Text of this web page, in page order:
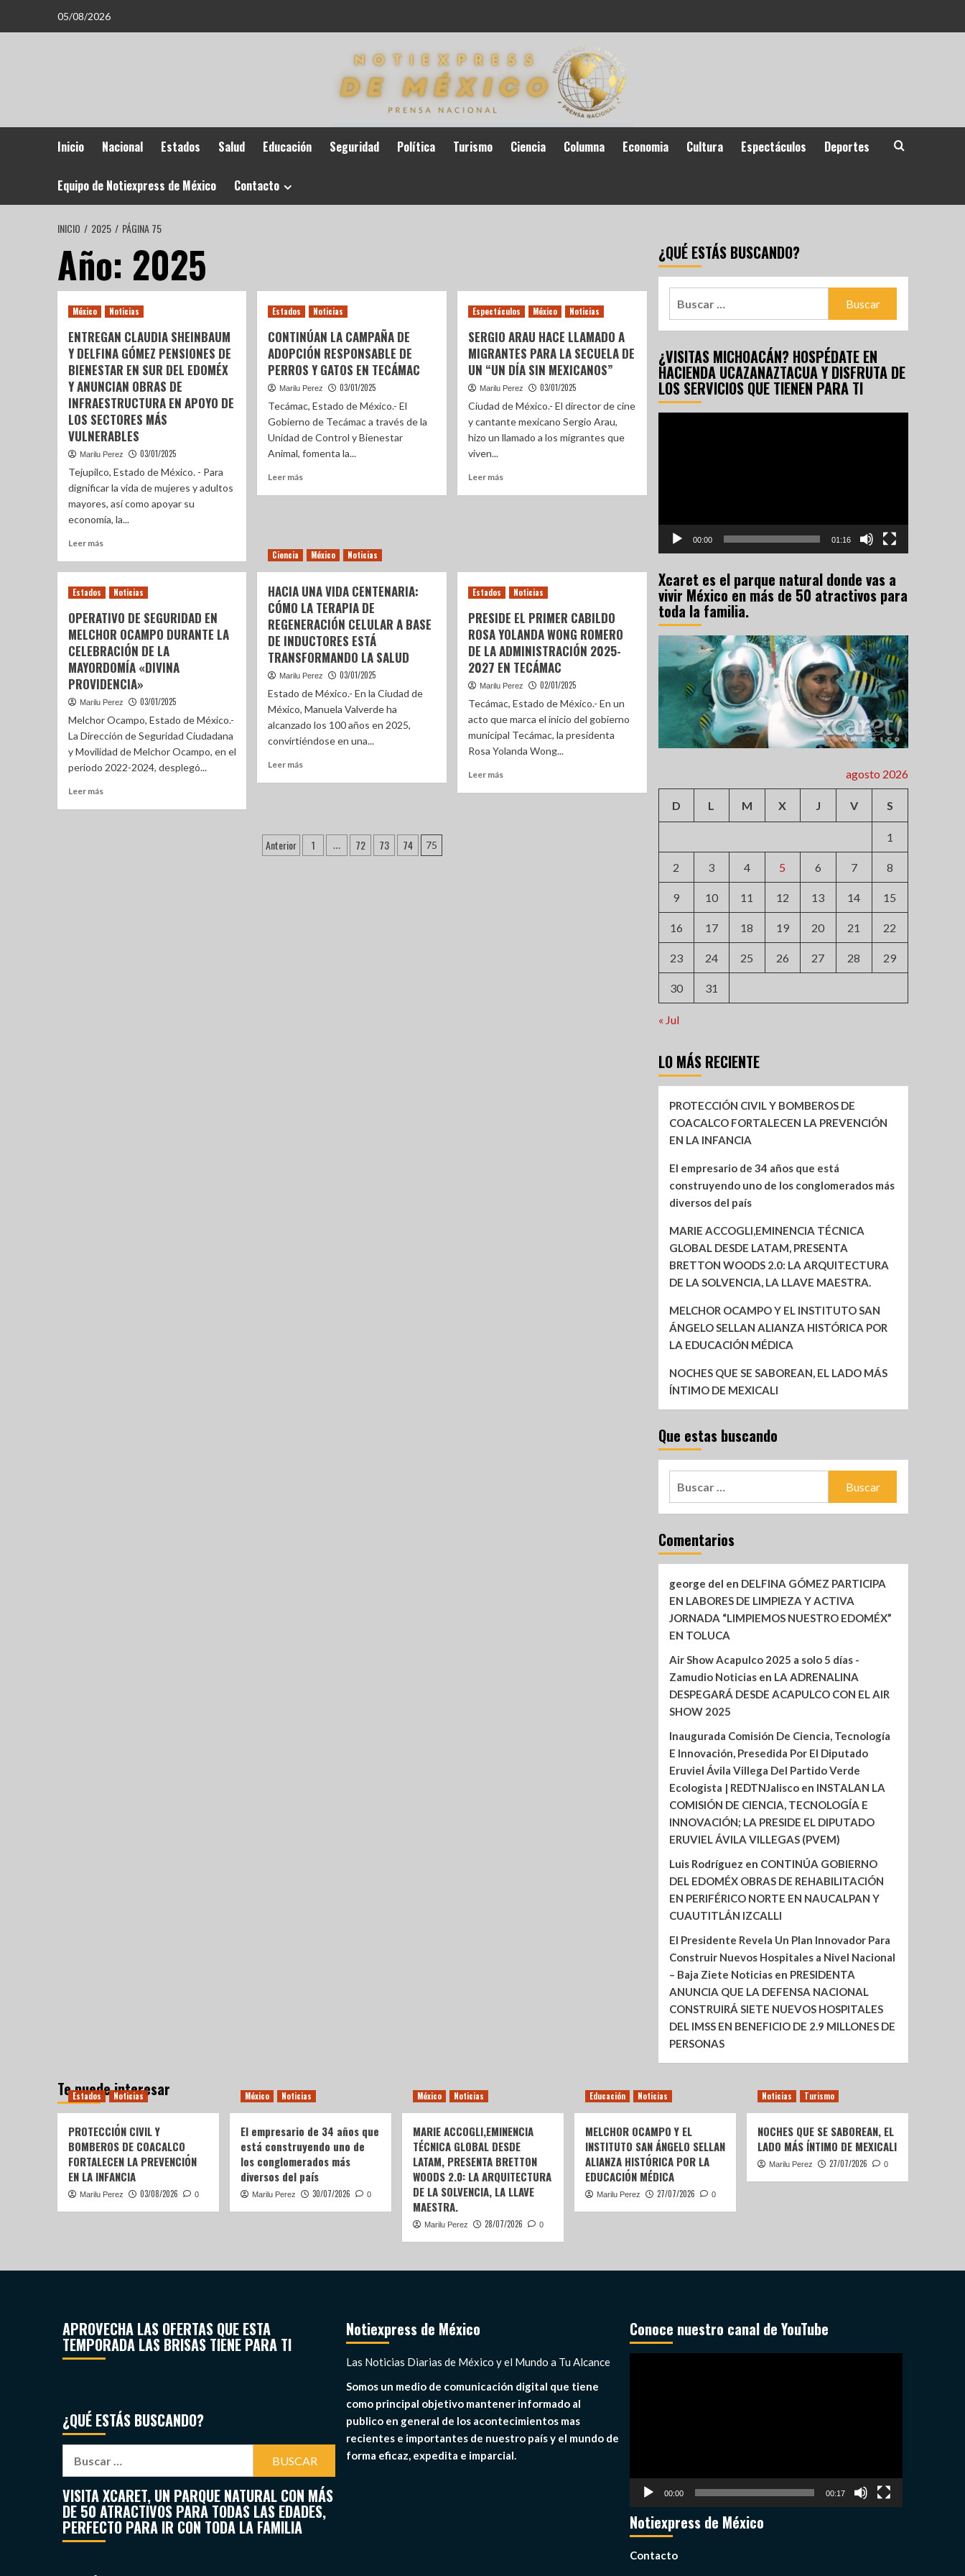
05/08/2026
Inicio Nacional Estados Salud Educación Seguridad Política Turismo Ciencia Columna Economia Cultura Espectáculos Deportes
Equipo de Notiexpress de México Contacto
INICIO 2025 PÁGINA 75
Año: 2025
México Noticias
ENTREGAN CLAUDIA SHEINBAUM
Y DELFINA GÓMEZ PENSIONES DE
BIENESTAR EN SUR DEL EDOMÉX
Y ANUNCIAN OBRAS DE
INFRAESTRUCTURA EN APOYO DE
LOS SECTORES MÁS
VULNERABLES
Marilu Perez 03/01/2025
Tejupilco, Estado de México. - Para
dignificar la vida de mujeres y adultos
mayores, así como apoyar su
economía, la...
Leer más
Estados Noticias
CONTINÚAN LA CAMPAÑA DE
ADOPCIÓN RESPONSABLE DE
PERROS Y GATOS EN TECÁMAC
Marilu Perez 03/01/2025
Tecámac, Estado de México.- El
Gobierno de Tecámac a través de la
Unidad de Control y Bienestar
Animal, fomenta la...
Leer más
Espectáculos México Noticias
SERGIO ARAU HACE LLAMADO A
MIGRANTES PARA LA SECUELA DE
UN “UN DÍA SIN MEXICANOS”
Marilu Perez 03/01/2025
Ciudad de México.- El director de cine
y cantante mexicano Sergio Arau,
hizo un llamado a los migrantes que
viven...
Leer más
Estados Noticias
OPERATIVO DE SEGURIDAD EN
MELCHOR OCAMPO DURANTE LA
CELEBRACIÓN DE LA
MAYORDOMÍA «DIVINA
PROVIDENCIA»
Marilu Perez 03/01/2025
Melchor Ocampo, Estado de México.-
La Dirección de Seguridad Ciudadana
y Movilidad de Melchor Ocampo, en el
periodo 2022-2024, desplegó...
Leer más
Ciencia México Noticias
HACIA UNA VIDA CENTENARIA:
CÓMO LA TERAPIA DE
REGENERACIÓN CELULAR A BASE
DE INDUCTORES ESTÁ
TRANSFORMANDO LA SALUD
Marilu Perez 03/01/2025
Estado de México.- En la Ciudad de
México, Manuela Valverde ha
alcanzado los 100 años en 2025,
convirtiéndose en una...
Leer más
Estados Noticias
PRESIDE EL PRIMER CABILDO
ROSA YOLANDA WONG ROMERO
DE LA ADMINISTRACIÓN 2025-
2027 EN TECÁMAC
Marilu Perez 02/01/2025
Tecámac, Estado de México.- En un
acto que marca el inicio del gobierno
municipal Tecámac, la presidenta
Rosa Yolanda Wong...
Leer más
Anterior 1 … 72 73 74 75
¿QUÉ ESTÁS BUSCANDO?
¿VISITAS MICHOACÁN? HOSPÉDATE EN
HACIENDA UCAZANAZTACUA Y DISFRUTA DE
LOS SERVICIOS QUE TIENEN PARA TI
00:00 01:16
Xcaret es el parque natural donde vas a
vivir México en más de 50 atractivos para
toda la familia.
agosto 2026
D L M X J V S
1
2 3 4 5 6 7 8
9 10 11 12 13 14 15
16 17 18 19 20 21 22
23 24 25 26 27 28 29
30 31
« Jul
LO MÁS RECIENTE
PROTECCIÓN CIVIL Y BOMBEROS DE
COACALCO FORTALECEN LA PREVENCIÓN
EN LA INFANCIA
El empresario de 34 años que está
construyendo uno de los conglomerados más
diversos del país
MARIE ACCOGLI,EMINENCIA TÉCNICA
GLOBAL DESDE LATAM, PRESENTA
BRETTON WOODS 2.0: LA ARQUITECTURA
DE LA SOLVENCIA, LA LLAVE MAESTRA.
MELCHOR OCAMPO Y EL INSTITUTO SAN
ÁNGELO SELLAN ALIANZA HISTÓRICA POR
LA EDUCACIÓN MÉDICA
NOCHES QUE SE SABOREAN, EL LADO MÁS
ÍNTIMO DE MEXICALI
Que estas buscando
Comentarios
george del en DELFINA GÓMEZ PARTICIPA
EN LABORES DE LIMPIEZA Y ACTIVA
JORNADA “LIMPIEMOS NUESTRO EDOMÉX”
EN TOLUCA
Air Show Acapulco 2025 a solo 5 días -
Zamudio Noticiasen LA ADRENALINA
DESPEGARÁ DESDE ACAPULCO CON EL AIR
SHOW 2025
Inaugurada Comisión De Ciencia, Tecnología
E Innovación, Presedida Por El Diputado
Eruviel Ávila Villega Del Partido Verde
Ecologista | REDTNJaliscoen INSTALAN LA
COMISIÓN DE CIENCIA, TECNOLOGÍA E
INNOVACIÓN; LA PRESIDE EL DIPUTADO
ERUVIEL ÁVILA VILLEGAS (PVEM)
Luis Rodríguez en CONTINÚA GOBIERNO
DEL EDOMÉX OBRAS DE REHABILITACIÓN
EN PERIFÉRICO NORTE EN NAUCALPAN Y
CUAUTITLÁN IZCALLI
El Presidente Revela Un Plan Innovador Para
Construir Nuevos Hospitales a Nivel Nacional
– Baja Ziete Noticiasen PRESIDENTA
ANUNCIA QUE LA DEFENSA NACIONAL
CONSTRUIRÁ SIETE NUEVOS HOSPITALES
DEL IMSS EN BENEFICIO DE 2.9 MILLONES DE
PERSONAS
Te puede interesar
Estados Noticias
PROTECCIÓN CIVIL Y
BOMBEROS DE COACALCO
FORTALECEN LA PREVENCIÓN
EN LA INFANCIA
Marilu Perez 03/08/2026 0
México Noticias
El empresario de 34 años que
está construyendo uno de
los conglomerados más
diversos del país
Marilu Perez 30/07/2026 0
México Noticias
MARIE ACCOGLI,EMINENCIA
TÉCNICA GLOBAL DESDE
LATAM, PRESENTA BRETTON
WOODS 2.0: LA ARQUITECTURA
DE LA SOLVENCIA, LA LLAVE
MAESTRA.
Marilu Perez 28/07/2026 0
Educación Noticias
MELCHOR OCAMPO Y EL
INSTITUTO SAN ÁNGELO SELLAN
ALIANZA HISTÓRICA POR LA
EDUCACIÓN MÉDICA
Marilu Perez 27/07/2026 0
Noticias Turismo
NOCHES QUE SE SABOREAN, EL
LADO MÁS ÍNTIMO DE MEXICALI
Marilu Perez 27/07/2026 0
APROVECHA LAS OFERTAS QUE ESTA
TEMPORADA LAS BRISAS TIENE PARA TI
¿QUÉ ESTÁS BUSCANDO?
VISITA XCARET, UN PARQUE NATURAL CON MÁS
DE 50 ATRACTIVOS PARA TODAS LAS EDADES,
PERFECTO PARA IR CON TODA LA FAMILIA
Notiexpress de México
Las Noticias Diarias de México y el Mundo a Tu Alcance
Somos un medio de comunicación digital que tiene
como principal objetivo mantener informado al
publico en general de los acontecimientos mas
recientes e importantes de nuestro país y el mundo de
forma eficaz, expedita e imparcial.
Conoce nuestro canal de YouTube
00:00 00:17
Notiexpress de México
Contacto